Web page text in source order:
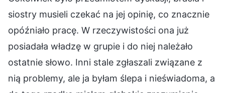
siostry musieli czekać na jej opinię, co znacznie
opóźniało pracę. W rzeczywistości ona już
posiadała władzę w grupie i do niej należało
ostatnie słowo. Inni stale zgłaszali związane z
nią problemy, ale ja byłam ślepa i nieświadoma, a